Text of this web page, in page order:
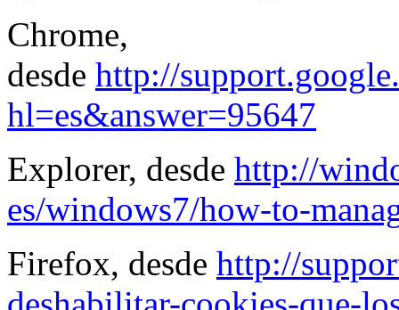
Chrome,
desde http://
hl=es&answer=95647
Explorer, desde http://
es/windows7/how-to-
Firefox, desde http://